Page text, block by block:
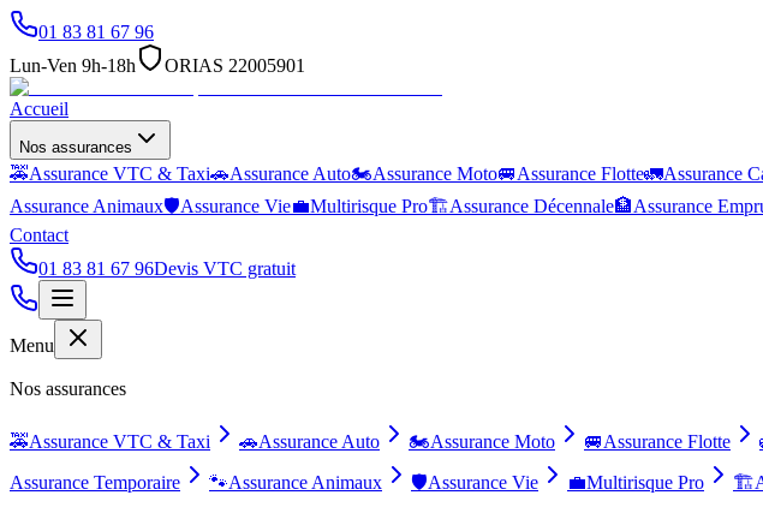
01 83 81 67 96
Lun-Ven 9h-18h
ORIAS 22005901
Accueil
Nos assurances
🚕Assurance VTC & Taxi🚗Assurance Auto🏍️Assurance Moto🚐Assurance Flotte🚛Assurance
Assurance Animaux🛡️Assurance Vie💼Multirisque Pro🏗️Assurance Décennale🏦Assurance
Contact
01 83 81 67 96Devis VTC gratuit
Menu
Nos assurances
🚕Assurance VTC & Taxi 🚗Assurance Auto 🏍️Assurance Moto 🚐Assurance Flotte
Assurance Temporaire
🐾Assurance Animaux 🛡️Assurance Vie 💼Multirisque Pro 🏗️